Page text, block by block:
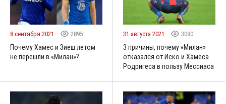
8 сентября 2021 2895
Почему Хамес и Зиеш летом
не перешли в «Милан»?
31 августа 2021 3090
3 причины, почему «Милан»
отказался от Иско и Хамеса
Родригеса в пользу Мессиаса